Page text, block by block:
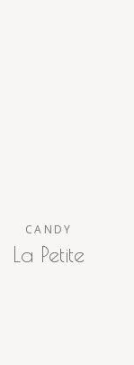
CANDY
La Petite